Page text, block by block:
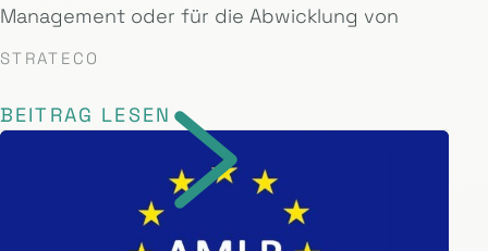
Management oder für die Abwicklung von
STRATECO
BEITRAG LESEN